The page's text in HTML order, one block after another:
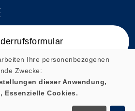
Ihre personenbezogenen
Zwecke:
dieser Anwendung,
Essenzielle Cookies.